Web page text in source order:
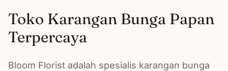
Toko Karangan Bunga Papan
Terpercaya
Bloom Florist adalah spesialis karangan bunga